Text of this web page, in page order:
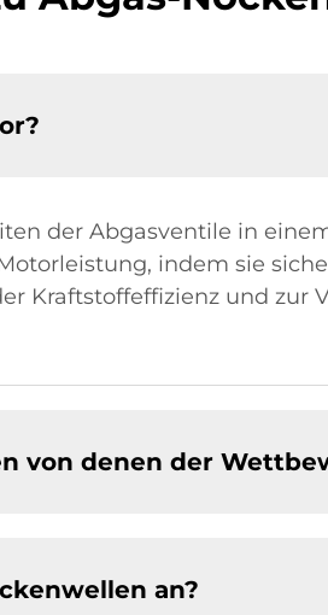
der Abgasventile in
indem sie
Kraftstoffeffizienz und zur
von denen der
an?